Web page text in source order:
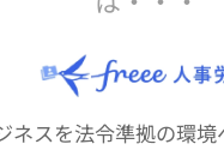
ネスを法令準拠の環境